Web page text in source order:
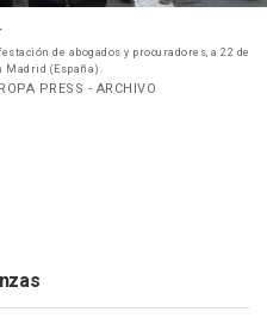
de abogados y procuradores, a 22 de
Madrid (España).
PRESS - ARCHIVO